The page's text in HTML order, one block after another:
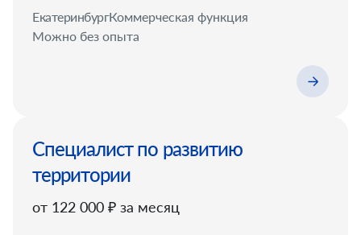
ЕкатеринбургКоммерческая функция
Можно без опыта
Специалист по развитию
территории
от 122 000 ₽ за месяц